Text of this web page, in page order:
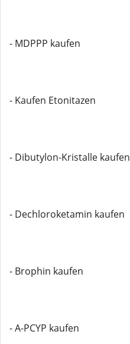
- MDPPP kaufen
- Kaufen Etonitazen
- Dibutylon-Kristalle kaufen
- Dechloroketamin kaufen
- Brophin kaufen
- A-PCYP kaufen